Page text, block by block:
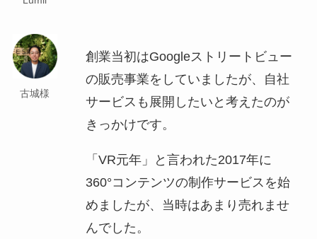
古城様
創業当初はGoogleストリートビュー
の販売事業をしていましたが、自社
サービスも展開したいと考えたのが
きっかけです。
「VR元年」と言われた2017年に
360°コンテンツの制作サービスを始
めましたが、当時はあまり売れませ
んでした。